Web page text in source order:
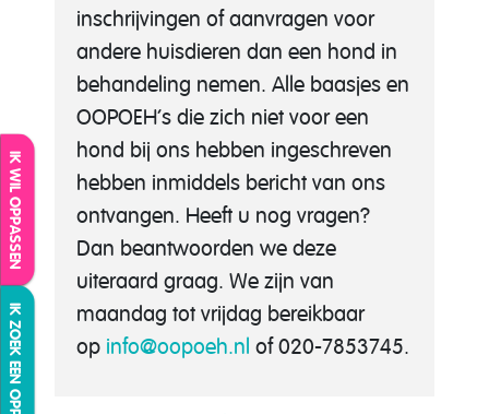
IK WIL OPPASSEN
IK ZOEK EEN OPPAS
inschrijvingen of aanvragen voor
andere huisdieren dan een hond in
behandeling nemen. Alle baasjes en
OOPOEH’s die zich niet voor een
hond bij ons hebben ingeschreven
hebben inmiddels bericht van ons
ontvangen. Heeft u nog vragen?
Dan beantwoorden we deze
uiteraard graag. We zijn van
maandag tot vrijdag bereikbaar
op info@oopoeh.nl of 020-7853745.